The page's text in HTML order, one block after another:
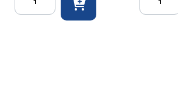
alcoholdoekjes